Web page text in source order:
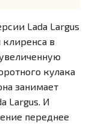
Lada Largus
клиренса в
кулака
занимает
Largus. И
переднее